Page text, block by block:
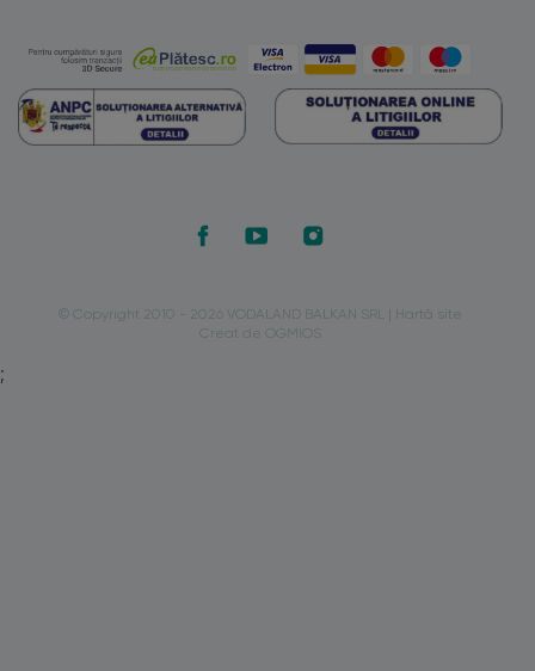
© Copyright 2010 - 2026 VODALAND BALKAN SRL | Hartă site
Creat de OGMIOS
;